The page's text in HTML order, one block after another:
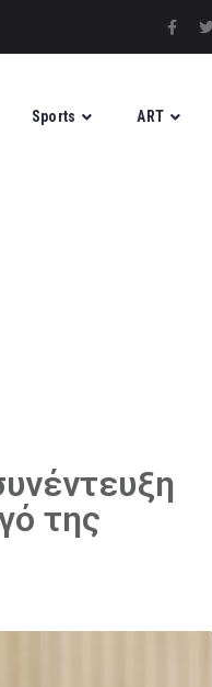
Sports ART
της